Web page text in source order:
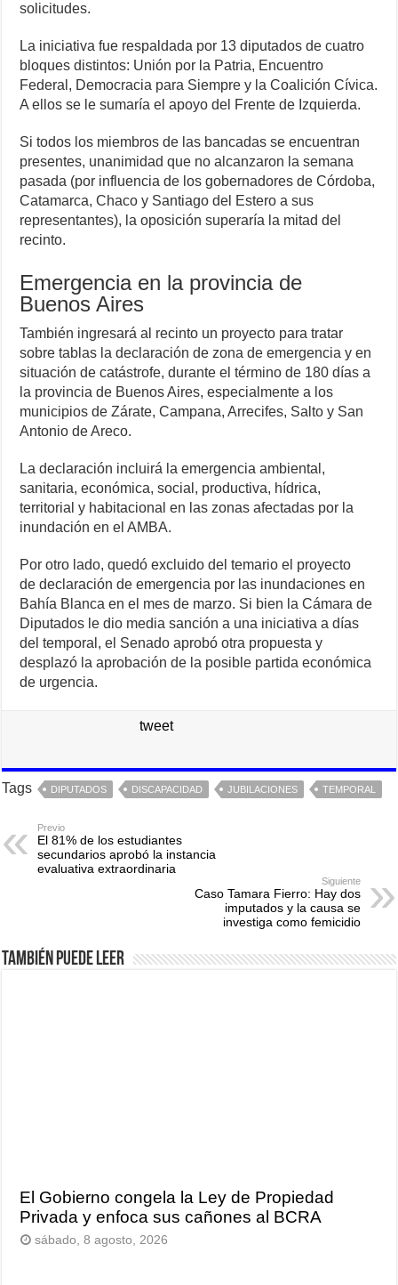
solicitudes.
La iniciativa fue respaldada por 13 diputados de cuatro
bloques distintos: Unión por la Patria, Encuentro
Federal, Democracia para Siempre y la Coalición Cívica.
A ellos se le sumaría el apoyo del Frente de Izquierda.
Si todos los miembros de las bancadas se encuentran
presentes, unanimidad que no alcanzaron la semana
pasada (por influencia de los gobernadores de Córdoba,
Catamarca, Chaco y Santiago del Estero a sus
representantes), la oposición superaría la mitad del
recinto.
Emergencia en la provincia de
Buenos Aires
También ingresará al recinto un proyecto para tratar
sobre tablas la declaración de zona de emergencia y en
situación de catástrofe, durante el término de 180 días a
la provincia de Buenos Aires, especialmente a los
municipios de Zárate, Campana, Arrecifes, Salto y San
Antonio de Areco.
La declaración incluirá la emergencia ambiental,
sanitaria, económica, social, productiva, hídrica,
territorial y habitacional en las zonas afectadas por la
inundación en el AMBA.
Por otro lado, quedó excluido del temario el proyecto
de declaración de emergencia por las inundaciones en
Bahía Blanca en el mes de marzo. Si bien la Cámara de
Diputados le dio media sanción a una iniciativa a días
del temporal, el Senado aprobó otra propuesta y
desplazó la aprobación de la posible partida económica
de urgencia.
tweet
Tags DIPUTADOS DISCAPACIDAD JUBILACIONES TEMPORAL
Previo
El 81% de los estudiantes
secundarios aprobó la instancia
evaluativa extraordinaria
Siguiente
Caso Tamara Fierro: Hay dos
imputados y la causa se
investiga como femicidio
También puede leer
El Gobierno congela la Ley de Propiedad
Privada y enfoca sus cañones al BCRA
sábado, 8 agosto, 2026